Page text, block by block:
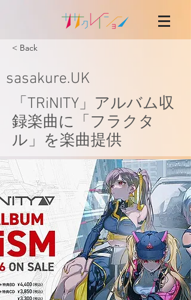
< Back
sasakure.UK
「TRiNITY」アルバム収
録楽曲に「フラクタ
ル」を楽曲提供